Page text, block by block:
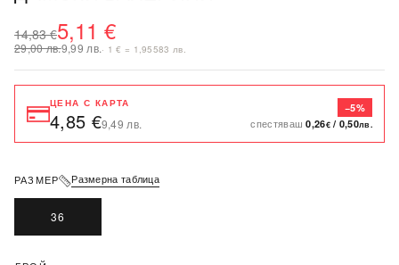
14,83 €5,11 €
29,00 лв.9,99 лв.· 1 € = 1,95583 лв.
ЦЕНА С КАРТА
4,85 €9,49 лв.
−5%
спестяваш0,26€/ 0,50лв.
РАЗМЕР Размерна таблица
36